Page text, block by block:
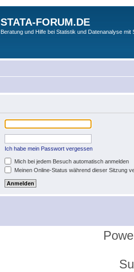
STATA-FORUM.DE
Beratung und Hilfe bei Statistik und Datenanalyse mit
Ich habe mein Passwort vergessen
Mich bei jedem Besuch automatisch anmelden
Meinen Online-Status während dieser Sitzung